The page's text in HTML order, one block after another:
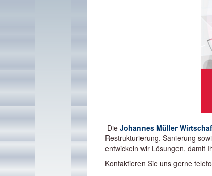
Die Johannes Müller
Restrukturierung, Sanierung
entwickeln wir Lösungen, damit
Kontaktieren Sie uns gerne